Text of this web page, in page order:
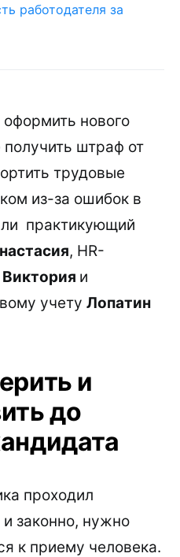
работодателя за
нового
получить штраф от
трудовые
из-за ошибок в
практикующий
, HR-
и
учету Лопатин
и
до
проходил
законно, нужно
к приему человека.